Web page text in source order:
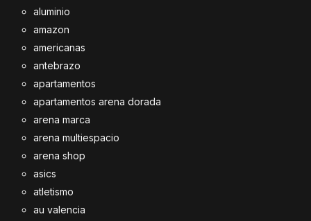
aluminio
amazon
americanas
antebrazo
apartamentos
apartamentos arena dorada
arena marca
arena multiespacio
arena shop
asics
atletismo
au valencia